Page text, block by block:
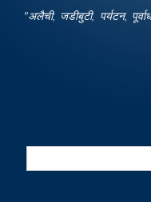
"अलैची, जडीबुटी, पर्यटन,
Search